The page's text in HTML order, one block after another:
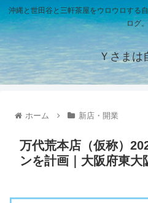
沖縄と世田谷と三軒茶屋をウロウロする
ログ。
Ｙさまは
ホーム 新店・開業
万代荒本店（仮称）
ンを計画｜大阪府東大